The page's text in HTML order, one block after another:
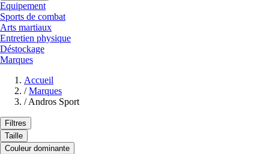
Equipement
Sports de combat
Arts martiaux
Entretien physique
Déstockage
Marques
Accueil
/ Marques
/ Andros Sport
Filtres
Taille
Couleur dominante